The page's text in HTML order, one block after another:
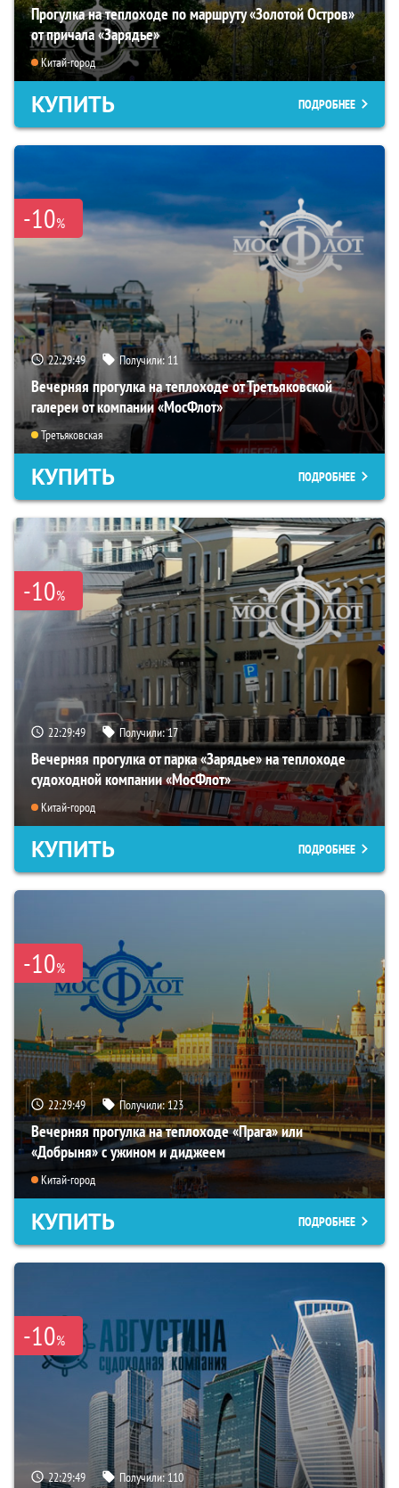
Прогулка на теплоходе по маршруту «Золотой Остров»
от причала «Зарядье»
Китай-город
КУПИТЬ ПОДРОБНЕЕ
-10%
22:29:48 Получили: 11
Вечерняя прогулка на теплоходе от Третьяковской
галереи от компании «МосФлот»
Третьяковская
КУПИТЬ ПОДРОБНЕЕ
-10%
22:29:48 Получили:17
Вечерняя прогулка от парка «Зарядье» на теплоходе
судоходной компании «МосФлот»
Китай-город
КУПИТЬ ПОДРОБНЕЕ
-10%
22:29:48 Получили:123
Вечерняя прогулка на теплоходе «Прага» или
«Добрыня» с ужином и диджеем
Китай-город
КУПИТЬ ПОДРОБНЕЕ
-10%
22:29:48 Получили:110